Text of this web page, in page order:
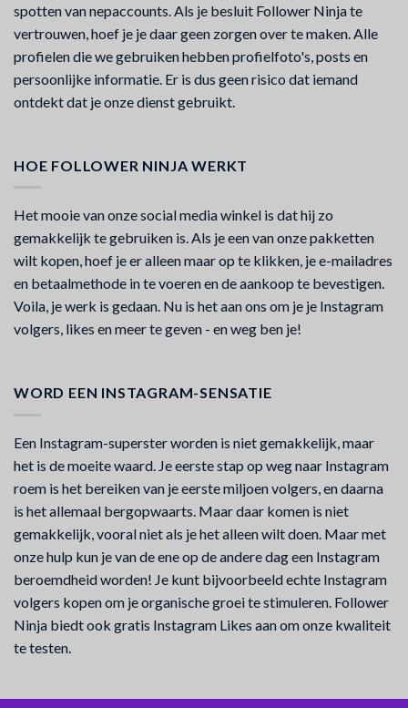
spotten van nepaccounts. Als je besluit Follower Ninja te
vertrouwen, hoef je je daar geen zorgen over te maken. Alle
profielen die we gebruiken hebben profielfoto's, posts en
persoonlijke informatie. Er is dus geen risico dat iemand
ontdekt dat je onze dienst gebruikt.
HOE FOLLOWER NINJA WERKT
Het mooie van onze social media winkel is dat hij zo
gemakkelijk te gebruiken is. Als je een van onze pakketten
wilt kopen, hoef je er alleen maar op te klikken, je e-mailadres
en betaalmethode in te voeren en de aankoop te bevestigen.
Voila, je werk is gedaan. Nu is het aan ons om je je Instagram
volgers, likes en meer te geven - en weg ben je!
WORD EEN INSTAGRAM-SENSATIE
Een Instagram-superster worden is niet gemakkelijk, maar
het is de moeite waard. Je eerste stap op weg naar Instagram
roem is het bereiken van je eerste miljoen volgers, en daarna
is het allemaal bergopwaarts. Maar daar komen is niet
gemakkelijk, vooral niet als je het alleen wilt doen. Maar met
onze hulp kun je van de ene op de andere dag een Instagram
beroemdheid worden! Je kunt bijvoorbeeld echte Instagram
volgers kopen om je organische groei te stimuleren. Follower
Ninja biedt ook gratis Instagram Likes aan om onze kwaliteit
te testen.